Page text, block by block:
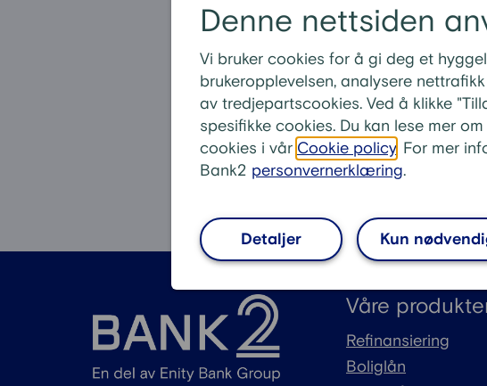
Denne nettsiden
Vi bruker cookies for å gi deg et
brukeropplevelsen, analysere
av tredjepartscookies. Ved å klikke
spesifikke cookies. Du kan lese mer
cookies i vår Cookie policy . For mer
Bank2 personvernerklæring.
Detaljer Kun
Hva betyr refinansiering?
Hva er refinansiering av
Hva er refinansiering
Hva er forskjellen på
Tilbyr Bank2
Våre
Refinansiering
Boliglån